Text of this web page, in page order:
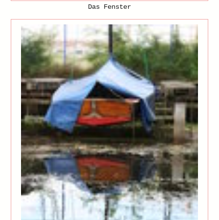
Das Fenster